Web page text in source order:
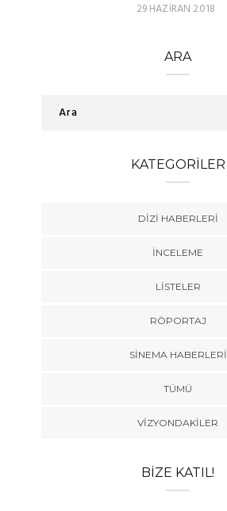
29 HAZIRAN 2018
ARA
KATEGORILER
DIZI HABERLERI
İNCELEME
LISTELER
RÖPORTAJ
SINEMA HABERLERI
TÜMÜ
VIZYONDAKILER
BIZE KATIL!